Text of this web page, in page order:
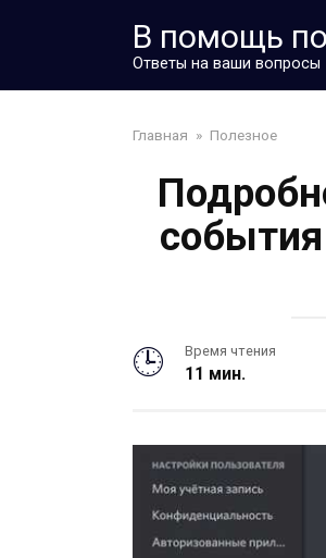
В помощь
Ответы на ваши вопросы
Главная » Полезное
Время чтения
11 мин.